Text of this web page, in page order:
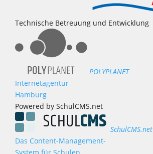
Technische Betreuung und Entwicklung
POLYPLANET
Internetagentur
Hamburg
Powered by SchulCMS.net
SchulCMS.net
Das Content-Management-